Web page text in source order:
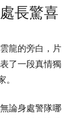
長驚喜
龍的旁白，片
了一段真情獨
。
論身處警隊哪